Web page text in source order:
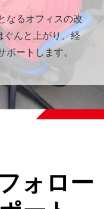
なるオフィスの改
ぐんと上がり、経
ートします。
ォロー